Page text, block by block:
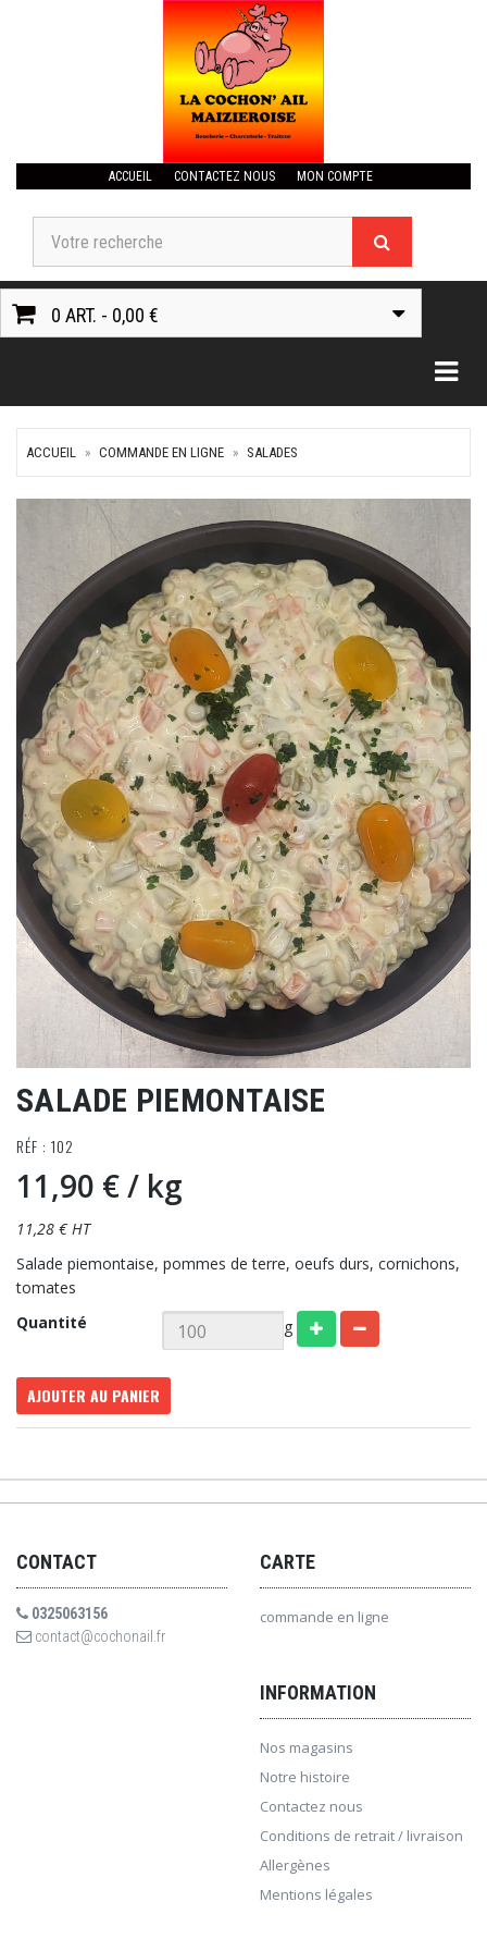
ACCUEIL CONTACTEZ NOUS MON COMPTE
0 ART. - 0,00 €
ACCUEIL COMMANDE EN LIGNE SALADES
SALADE PIEMONTAISE
RÉF : 102
11,90 €/ kg
11,28 € HT
Salade piemontaise, pommes de terre, oeufs durs, cornichons,
tomates
Quantité
g
AJOUTER AU PANIER
CONTACT
0325063156
contact@cochonail.fr
CARTE
commande en ligne
INFORMATION
Nos magasins
Notre histoire
Contactez nous
Conditions de retrait / livraison
Allergènes
Mentions légales